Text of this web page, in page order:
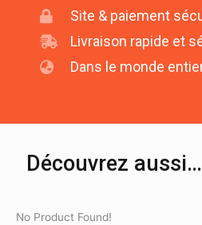
Site & paiement
Livraison rapide et
Dans le monde
Découvrez aussi…
No Product Found!